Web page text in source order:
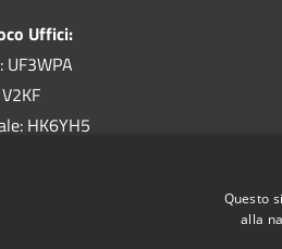
Uffici:
HK6YH5
Questo
alla